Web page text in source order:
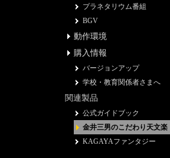
プラネタリウム番組
BGV
動作環境
購入情報
バージョンアップ
学校・教育関係者さまへ
関連製品
公式ガイドブック
金井三男のこだわり天文楽
KAGAYAファンタジー